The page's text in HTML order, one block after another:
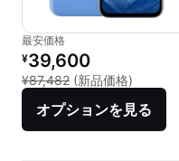
最安価格
リファービッシュ品の価格：
¥39,600
¥87,482 (新品価格)
オプションを見る